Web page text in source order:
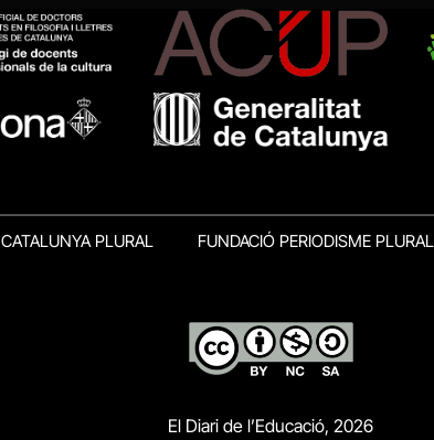
CATALUNYA PLURAL FUNDACIÓ PERIODISME PLURAL
El Diari de l’Educació, 2026